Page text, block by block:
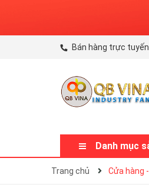
Bán hàng trực
Danh mục
Trang chủ Cửa hàng